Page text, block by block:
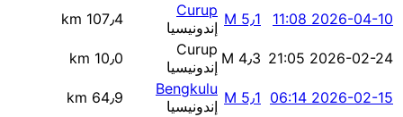
2026-04-10 11:08 M 5٫1 Curup
إندونيسيا
107٫4 km
2026-02-24 21:05 M 4٫3 Curup
إندونيسيا
10٫0 km
2026-02-15 06:14 M 5٫1 Bengkulu
إندونيسيا
64٫9 km